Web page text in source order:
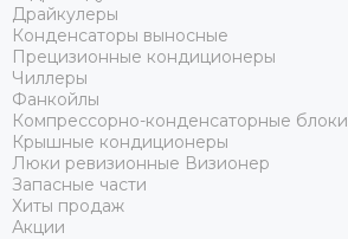
Драйкулеры
Конденсаторы выносные
Прецизионные кондиционеры
Чиллеры
Фанкойлы
Компрессорно-конденсаторные блоки
Крышные кондиционеры
Люки ревизионные Визионер
Запасные части
Хиты продаж
Акции